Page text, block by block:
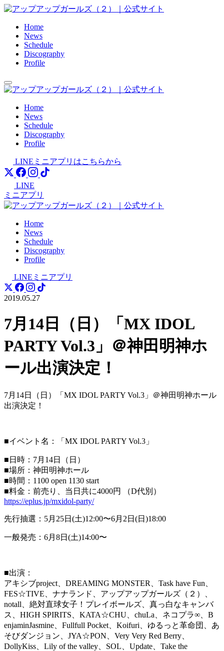
Skip
contentHome
News
Schedule
Discography
Profile
Home
News
Schedule
Discography
Profile
LINEミニアプリはこちらから
LINE
ミニアプリ
Home
News
Schedule
Discography
Profile
LINEミニアプリ
2019.05.27
7月14日（日）「MX IDOL
PARTY Vol.3」＠神田明神ホ
ール出演決定！
7月14日（日）「MX IDOL PARTY Vol.3」＠神田明神ホール
出演決定！
■イベント名：「MX IDOL PARTY Vol.3」
■日時：7月14日（日）
■場所：神田明神ホール
■時間：1100 open 1130 start
■料金：前売り、当日共に4000円 （D代別）
https://eplus.jp/mxidol-party/
先行抽選：5月25日(土)12:00〜6月2日(日)18:00
一般発売：6月8日(土)14:00〜
■出演：
アキシブproject、DREAMING MONSTER、Task have Fun、
FES☆TIVE、ナナランド、アップアップガールズ（ ２）、
notall、絶対直球女子！プレイボールズ、真っ白なキ ャンバ
ス、HIGH SPIRITS、KATA☆CHU、chuLa、ネコプラ∞、B
enjaminJasmine、Fullfull Pocket、Koifuri、ゆるっと革命団、 あ
そびダンジョン、JYA☆PON、Very Very Red Berry、
DollyKiss、Lily of the valley、SOL、Update、Take the